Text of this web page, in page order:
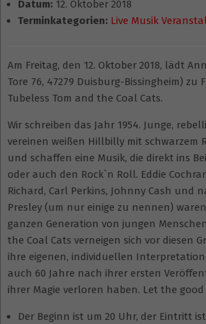
Datum: 12. Oktober 2018
Terminkategorien: Live Musik
Am Freitag, den 12. Oktober 2018, lädt
Tore 76, 47279 Duisburg-Bissingheim) zu
Tubeless Tom and the Coal Cats.
Wir schreiben das Jahr 1954. Junge,
vereinen weißen Hillbilly mit schwarzem
und schaffen eine Musik, die direkt ins
oder auch den Rock`n Roll. Eddie
Richard, Carl Perkins, Johnny Cash und
Presley (um nur einige zu nennen)
ganzen Generation von jungen
the Coal Cats verneigen sich vor diesen
ihre eigenen, individuellen
auch 60 Jahre nach ihrer ersten
ihrer Magie verloren haben. Let the
Der Beginn ist um 20 Uhr, der Eintritt